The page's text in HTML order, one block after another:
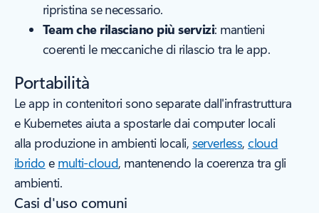
ripristina se necessario.
Team che rilasciano più servizi: mantieni
coerenti le meccaniche di rilascio tra le app.
Portabilità
Le app in contenitori sono separate dall'infrastruttura
e Kubernetes aiuta a spostarle dai computer locali
alla produzione in ambienti locali, serverless,cloud
ibrido e multi-cloud, mantenendo la coerenza tra gli
ambienti.
Casi d'uso comuni